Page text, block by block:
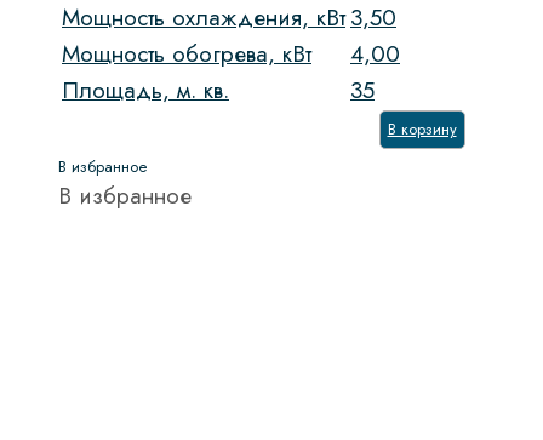
Мощность охлаждения, кВт3,50
Мощность обогрева, кВт
4,00
Площадь, м. кв.
35
В корзину
В избранное
В избранное